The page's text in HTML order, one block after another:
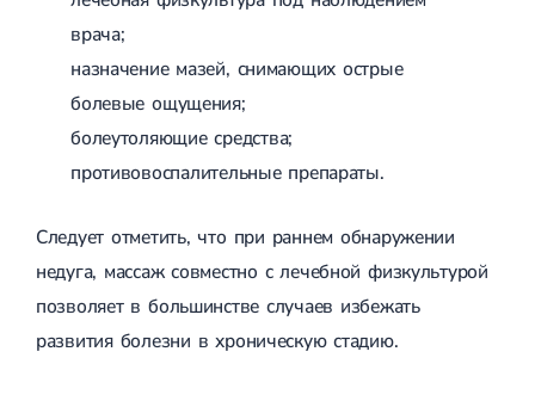
врача;
назначение мазей, снимающих острые
болевые ощущения;
болеутоляющие средства;
противовоспалительные препараты.
Следует отметить, что при раннем обнаружении
недуга, массаж совместно с лечебной физкультурой
позволяет в большинстве случаев избежать
развития болезни в хроническую стадию.